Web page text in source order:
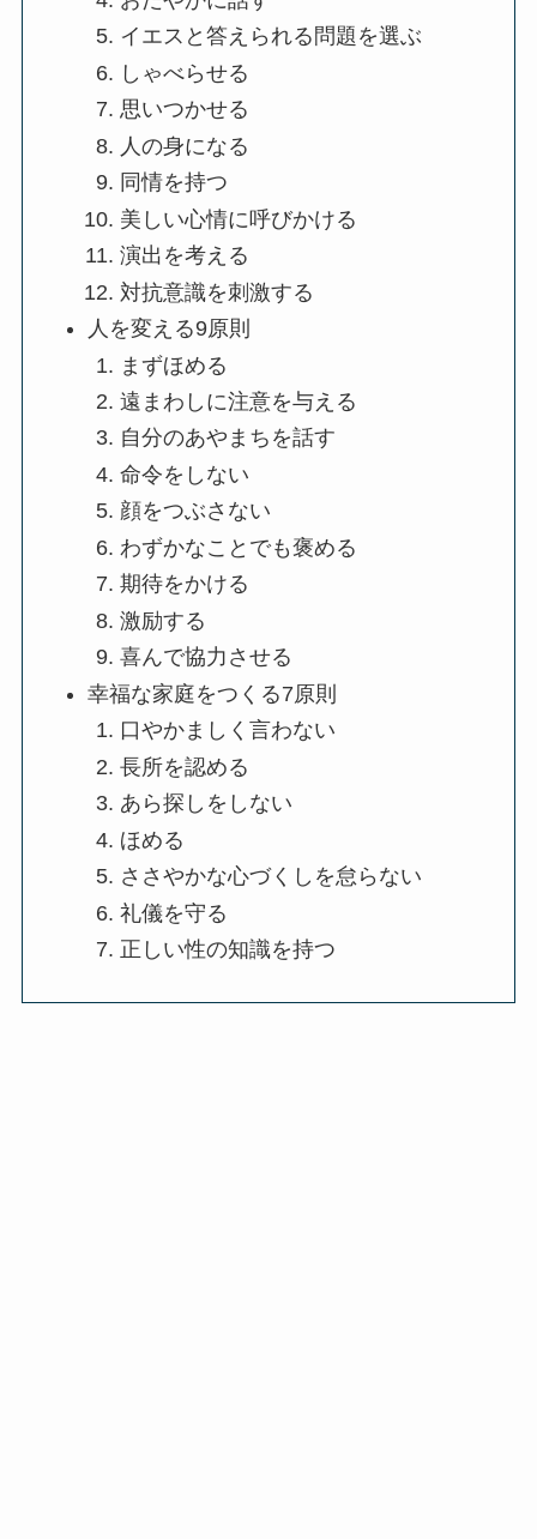
イエスと答えられる問題を選ぶ
しゃべらせる
思いつかせる
人の身になる
同情を持つ
美しい心情に呼びかける
演出を考える
対抗意識を刺激する
人を変える9原則
まずほめる
遠まわしに注意を与える
自分のあやまちを話す
命令をしない
顔をつぶさない
わずかなことでも褒める
期待をかける
激励する
喜んで協力させる
幸福な家庭をつくる7原則
口やかましく言わない
長所を認める
あら探しをしない
ほめる
ささやかな心づくしを怠らない
礼儀を守る
正しい性の知識を持つ